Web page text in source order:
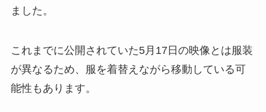
ました。
これまでに公開されていた5月17日の映像とは服装
が異なるため、服を着替えながら移動している可
能性もあります。